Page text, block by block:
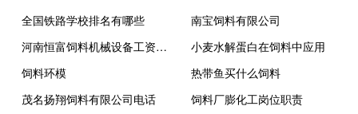
全国铁路学校排名有哪些
南宝饲料有限公司
河南恒富饲料机械设备工资怎么样
小麦水解蛋白在饲料中应用
饲料环模
热带鱼买什么饲料
茂名扬翔饲料有限公司电话
饲料厂膨化工岗位职责